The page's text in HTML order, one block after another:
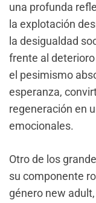
una profunda
la explotación
la desigualdad
frente al
el pesimismo
esperanza,
regeneración en
emocionales.
Otro de los
su componente
género new